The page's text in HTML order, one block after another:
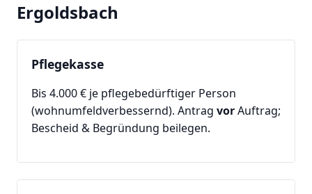
Ergoldsbach
Pflegekasse
Bis 4.000 € je pflegebedürftiger Person
(wohnumfeldverbessernd). Antrag vorAuftrag;
Bescheid & Begründung beilegen.